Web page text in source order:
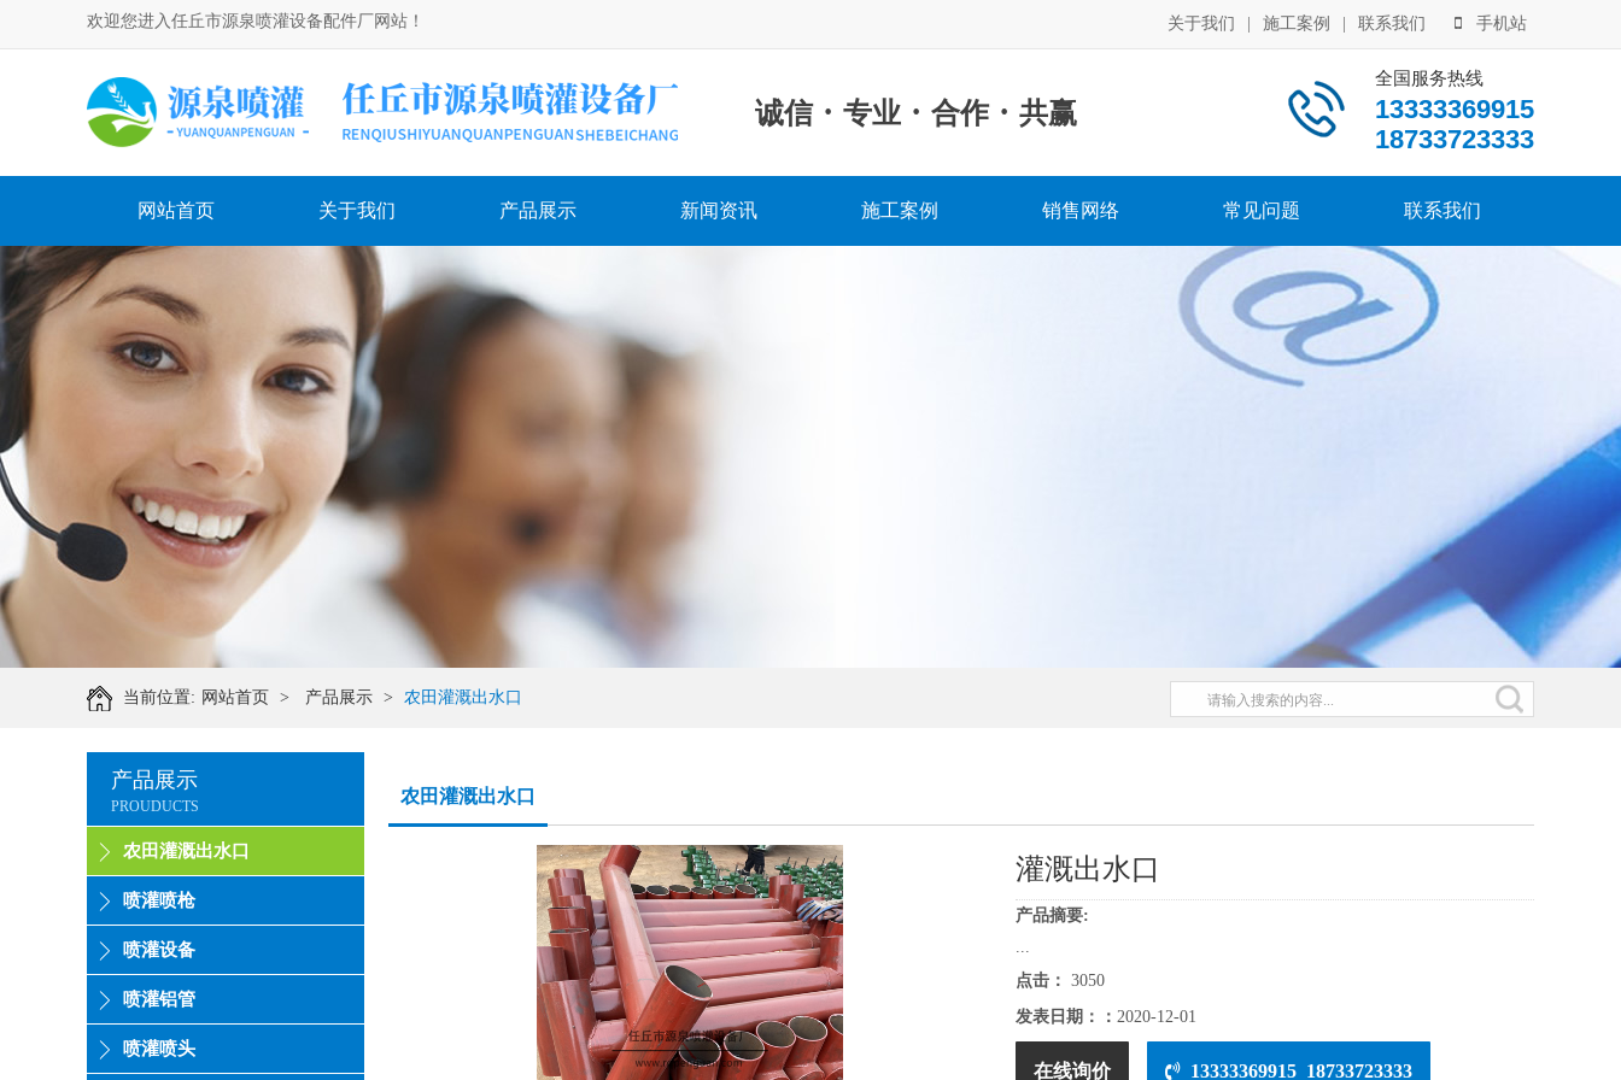
欢迎您进入任丘市源泉喷灌设备配件厂网站！ 关于我们 施工案例 联系我们 手机站
诚信 · 专业 · 合作 · 共赢
全国服务热线
13333369915
18733723333
网站首页 关于我们 产品展示 新闻资讯 施工案例 销售网络 常见问题 联系我们
当前位置: 网站首页 > 产品展示 > 农田灌溉出水口
产品展示
PROUDUCTS
农田灌溉出水口
喷灌喷枪
喷灌设备
喷灌铝管
喷灌喷头
农田灌溉出水口
灌溉出水口
产品摘要:
...
点击： 3050
发表日期：： 2020-12-01
在线询价 13333369915 18733723333